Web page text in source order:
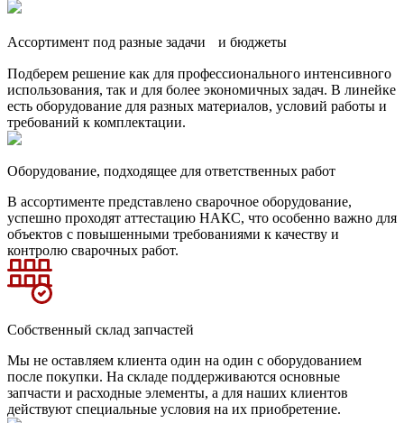
Ассортимент под разные задачи и бюджеты
Подберем решение как для профессионального интенсивного
использования, так и для более экономичных задач. В линейке
есть оборудование для разных материалов, условий работы и
требований к комплектации.
Оборудование, подходящее для ответственных работ
В ассортименте представлено сварочное оборудование,
успешно проходят аттестацию НАКС, что особенно важно для
объектов с повышенными требованиями к качеству и
контролю сварочных работ.
Собственный склад запчастей
Мы не оставляем клиента один на один с оборудованием
после покупки. На складе поддерживаются основные
запчасти и расходные элементы, а для наших клиентов
действуют специальные условия на их приобретение.